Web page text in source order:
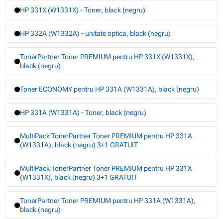
HP 331X (W1331X) - Toner, black (negru)
HP 332A (W1332A) - unitate optica, black (negru)
TonerPartner Toner PREMIUM pentru HP 331X (W1331X),
black (negru)
Toner ECONOMY pentru HP 331A (W1331A), black (negru)
HP 331A (W1331A) - Toner, black (negru)
MultiPack TonerPartner Toner PREMIUM pentru HP 331A
(W1331A), black (negru) 3+1 GRATUIT
MultiPack TonerPartner Toner PREMIUM pentru HP 331X
(W1331X), black (negru) 3+1 GRATUIT
TonerPartner Toner PREMIUM pentru HP 331A (W1331A),
black (negru)